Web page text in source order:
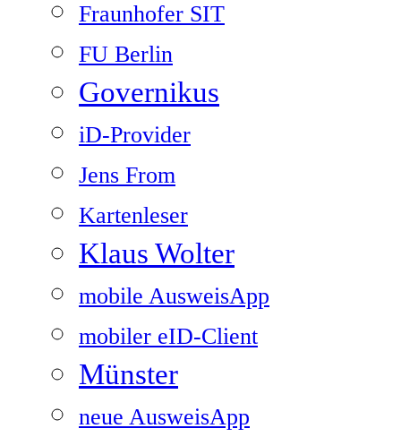
Fraunhofer SIT
FU Berlin
Governikus
iD-Provider
Jens From
Kartenleser
Klaus Wolter
mobile AusweisApp
mobiler eID-Client
Münster
neue AusweisApp